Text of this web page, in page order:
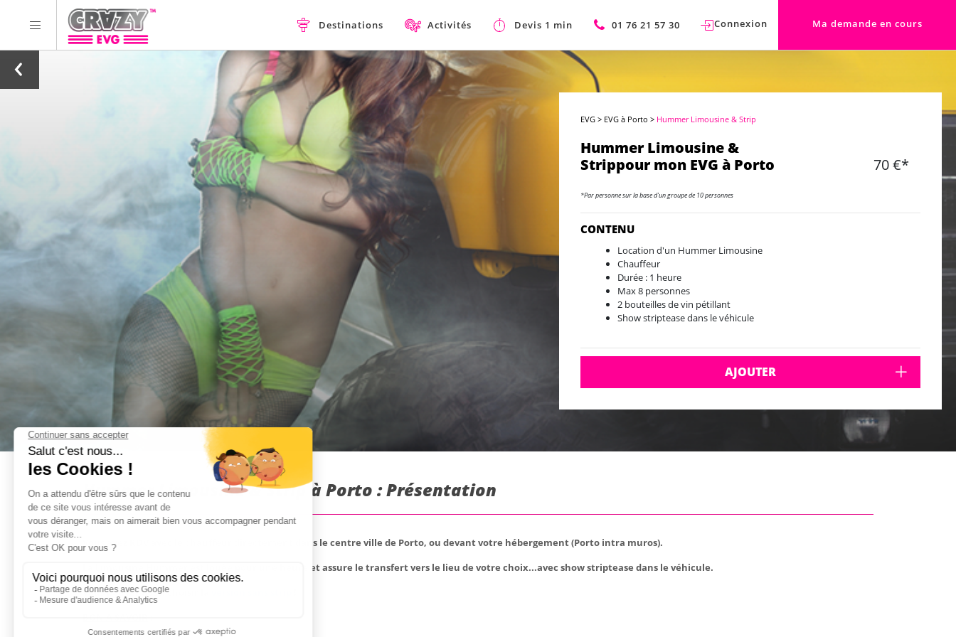
Destinations Activités Devis 1 min 01 76 21 57 30 Connexion Ma demande en cours
EVG > EVG à Porto > Hummer Limousine & Strip
Hummer Limousine &
Strippour mon EVG à Porto
70 €*
*Par personne sur la base d'un groupe de 10 personnes
CONTENU
Location d'un Hummer Limousine
Chauffeur
Durée : 1 heure
Max 8 personnes
2 bouteilles de vin pétillant
Show striptease dans le véhicule
AJOUTER
Hummer Limousine & Strip à Porto : Présentation
Vous avez RDV avec le chauffeur directement dans le centre ville de Porto, ou devant votre hébergement (Porto intra muros).
La Limousine Hummer est louée pour une heure et assure le transfert vers le lieu de votre choix...avec show striptease dans le véhicule.
Vous pouvez aussi choisir la